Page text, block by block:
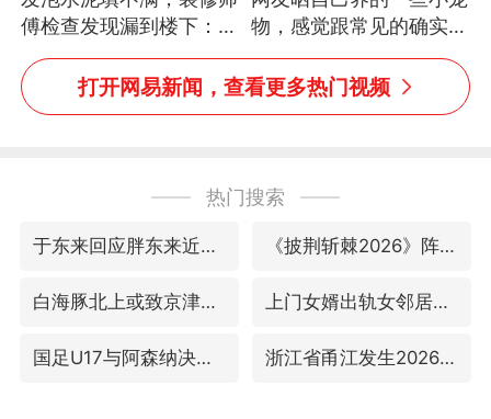
傅检查发现漏到楼下：出
风口未延伸到外墙
物，感觉跟常见的确实有
些不一样
打开网易新闻，查看更多热门视频
热门搜索
于东来回应胖东来近25年老店年底关闭 《披荆斩棘2026》阵容官宣
白海豚北上或致京津冀暴雨 上门女婿出轨女邻居多年被判重婚罪
国足U17与阿森纳决赛取消 并列冠军 浙江省甬江发生2026年第1号洪水